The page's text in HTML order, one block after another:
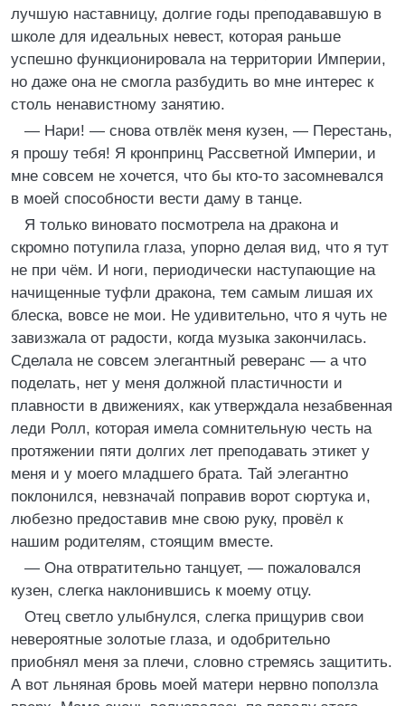
лучшую наставницу, долгие годы преподававшую в
школе для идеальных невест, которая раньше
успешно функционировала на территории Империи,
но даже она не смогла разбудить во мне интерес к
столь ненавистному занятию.
— Нари! — снова отвлёк меня кузен, — Перестань,
я прошу тебя! Я кронпринц Рассветной Империи, и
мне совсем не хочется, что бы кто-то засомневался
в моей способности вести даму в танце.
Я только виновато посмотрела на дракона и
скромно потупила глаза, упорно делая вид, что я тут
не при чём. И ноги, периодически наступающие на
начищенные туфли дракона, тем самым лишая их
блеска, вовсе не мои. Не удивительно, что я чуть не
завизжала от радости, когда музыка закончилась.
Сделала не совсем элегантный реверанс — а что
поделать, нет у меня должной пластичности и
плавности в движениях, как утверждала незабвенная
леди Ролл, которая имела сомнительную честь на
протяжении пяти долгих лет преподавать этикет у
меня и у моего младшего брата. Тай элегантно
поклонился, невзначай поправив ворот сюртука и,
любезно предоставив мне свою руку, провёл к
нашим родителям, стоящим вместе.
— Она отвратительно танцует, — пожаловался
кузен, слегка наклонившись к моему отцу.
Отец светло улыбнулся, слегка прищурив свои
невероятные золотые глаза, и одобрительно
приобнял меня за плечи, словно стремясь защитить.
А вот льняная бровь моей матери нервно поползла